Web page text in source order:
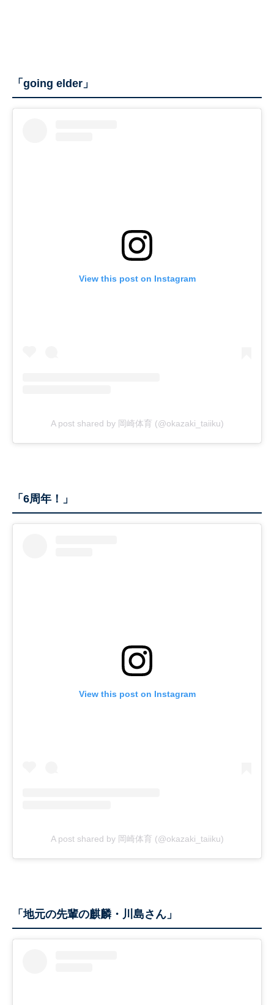
「going elder」
View this post on Instagram
A post shared by 岡崎体育 (@okazaki_taiiku)
「6周年！」
View this post on Instagram
A post shared by 岡崎体育 (@okazaki_taiiku)
「地元の先輩の麒麟・川島さん」